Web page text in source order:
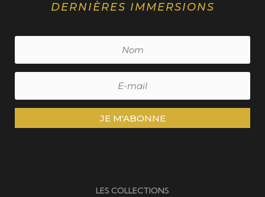
DERNIÈRES IMMERSIONS
JE M'ABONNE
LES COLLECTIONS